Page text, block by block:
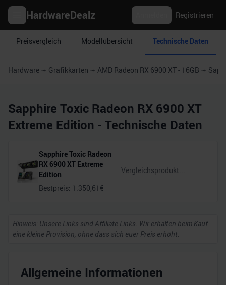
HardwareDealz Registrieren
Preisvergleich Modellübersicht Technische Daten
Hardware Grafikkarten AMD Radeon RX 6900 XT - 16GB
Sapphire Toxic Radeon RX 6900 XT
Extreme Edition - Technische Daten
Sapphire Toxic Radeon
RX 6900 XT Extreme
Edition
Bestpreis: 1.350,61 €
Hinweis: Unsere Links sind Affiliate Links. Wir erhalten beim Kauf
eine kleine Provision, ohne dass sich euer Preis erhöht.
Allgemeine Informationen